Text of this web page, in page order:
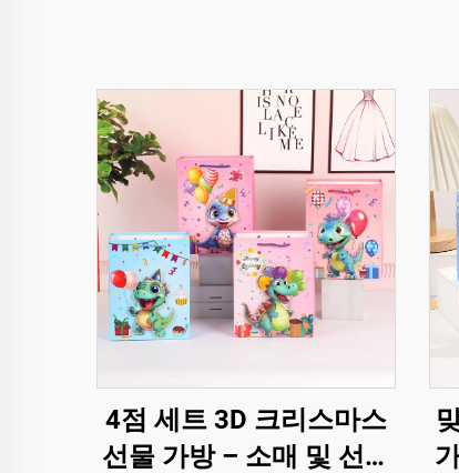
4점 세트 3D 크리스마스
선물 가방 – 소매 및 선물